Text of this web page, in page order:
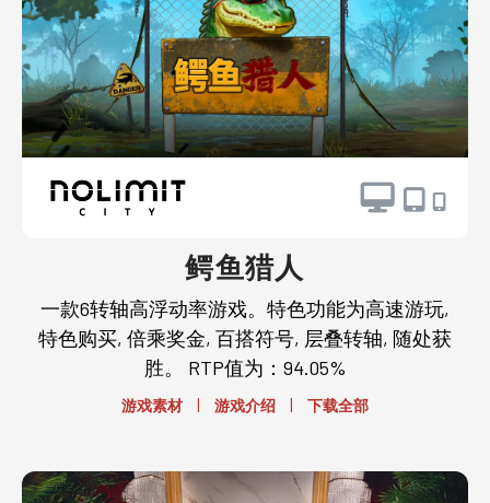
鳄鱼猎人
一款6转轴高浮动率游戏。特色功能为高速游玩,
特色购买, 倍乘奖金, 百搭符号, 层叠转轴, 随处获
胜。 RTP值为：94.05%
游戏素材 | 游戏介绍 | 下载全部